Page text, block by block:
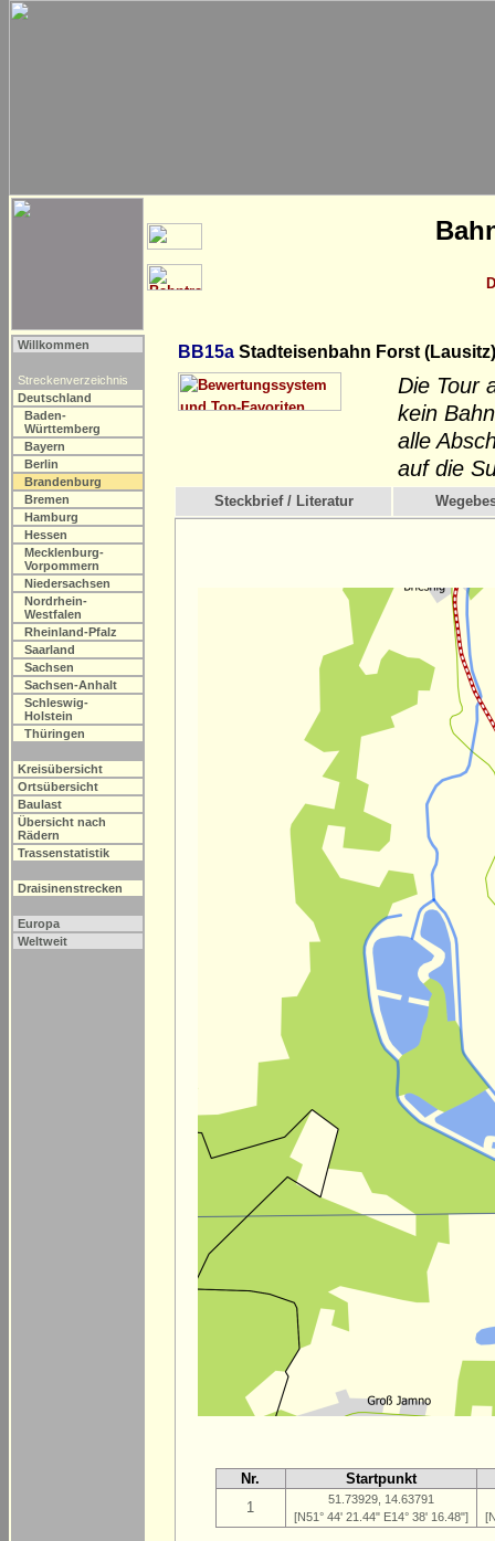
Willkommen
Streckenverzeichnis
Deutschland
Baden-
Württemberg
Bayern
Berlin
Brandenburg
Bremen
Hamburg
Hessen
Mecklenburg-
Vorpommern
Niedersachsen
Nordrhein-
Westfalen
Rheinland-Pfalz
Saarland
Sachsen
Sachsen-Anhalt
Schleswig-
Holstein
Thüringen
Kreisübersicht
Ortsübersicht
Baulast
Übersicht nach
Rädern
Trassenstatistik
Draisinenstrecken
Europa
Weltweit
BB15a Stadteisenbahn Forst (Lausitz)
Die Tour
kein
alle
auf die
Steckbrief / Literatur
Nr.
Startpunkt
1
51.73929, 14.63791
[N51° 44' 21.44" E14° 38' 16.48"]